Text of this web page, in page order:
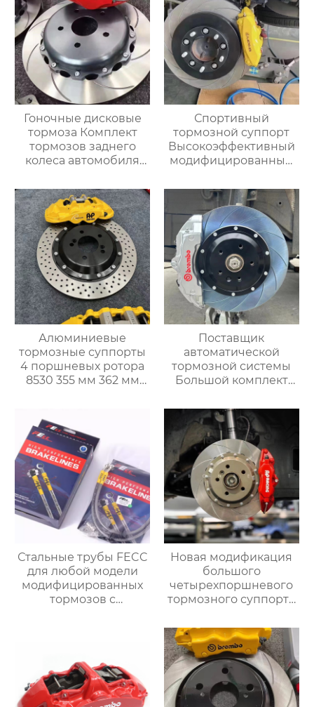
Гоночные дисковые
тормоза Комплект
тормозов заднего
колеса автомобиля
E39 E39 E46 E90 E91
E92
Спортивный
тормозной суппорт
Высокоэффективный
модифицированный
комплект 19Z
Гоночные задние 4
поршня Тормозной
суппорт BMW Audi
Benz
Алюминиевые
тормозные суппорты
4 поршневых ротора
8530 355 мм 362 мм
гоночный тормозной
суппорт с 4 горшками
Поставщик
автоматической
тормозной системы
Большой комплект
18Z с 6-дюймовым
передним и задним
тормозным
суппортом для Toyota
audi Honda VW Infiniti
Стальные трубы FECC
для любой модели
модифицированных
тормозов с
торможения
Новая модификация
большого
четырехпоршневого
тормозного суппорта
любой модели с 16-
дюймовыми
колесными дисками